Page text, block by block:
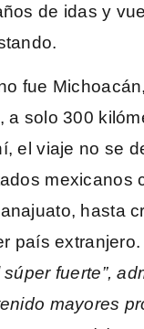
de idas y
fue
a solo 300
el viaje no se
mexicanos
hasta
país extranjero.
fuerte”,
mayores